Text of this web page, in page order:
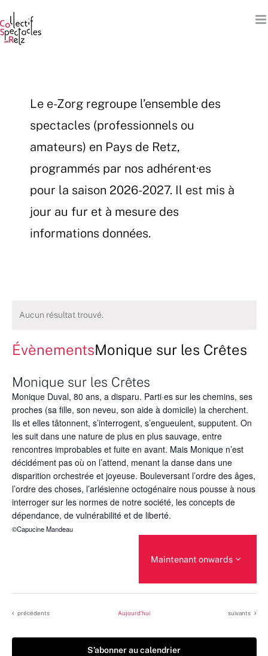
au
contenu
Le e-Zorg regroupe l’ensemble des
spectacles (professionnels ou
amateurs) en Pays de Retz,
programmés par nos adhérent·es
pour la saison 2026-2027. Il est mis à
jour au fur et à mesure des
informations données.
Aucun résultat trouvé.
ÉvènementsMonique sur les Crêtes
Monique sur les Crêtes
Monique Duval, 80 ans, a disparu. Parti·es sur les chemins, ses
proches (sa fille, son neveu, son aide à domicile) la cherchent.
Ils et elles tâtonnent, s’interrogent, s’engueulent, supputent. On
les suit dans une nature de plus en plus sauvage, entre
rencontres improbables et fuite en avant. Mais Monique n’est
décidément pas où on l’attend, menant la danse dans une
disparition orchestrée et joyeuse. Bouleversant l’ordre des âges,
l’ordre des choses, l’arlésienne octogénaire nous pousse à nous
interroger sur les normes de notre société, les concepts de
dépendance, de vulnérabilité et de liberté.
©Capucine Mandeau
Maintenant onwards
date.
Évènements
précédents Aujourd’hui Évènements
suivants
S’abonner au calendrier